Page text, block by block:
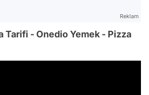
Reklam
Tarifi - Onedio Yemek - Pizza